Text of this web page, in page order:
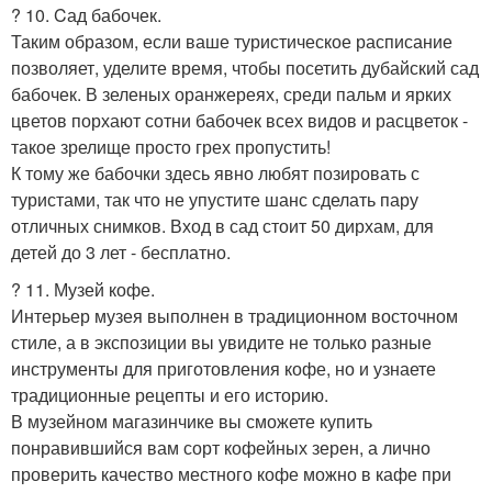
? 10. Cад бабочек.
Таким образом, если ваше туристическое расписание
позволяет, уделите время, чтобы посетить дубайский сад
бабочек. В зеленых оранжереях, среди пальм и ярких
цветов порхают сотни бабочек всех видов и расцветок -
такое зрелище просто грех пропустить!
К тому же бабочки здесь явно любят позировать с
туристами, так что не упустите шанс сделать пару
отличных снимков. Вход в сад стоит 50 дирхам, для
детей до 3 лет - бесплатно.
? 11. Музей кофе.
Интерьер музея выполнен в традиционном восточном
стиле, а в экспозиции вы увидите не только разные
инструменты для приготовления кофе, но и узнаете
традиционные рецепты и его историю.
В музейном магазинчике вы сможете купить
понравившийся вам сорт кофейных зерен, а лично
проверить качество местного кофе можно в кафе при